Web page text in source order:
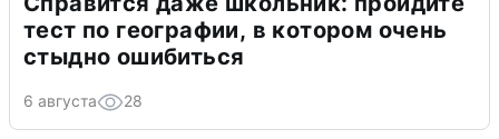
тест по географии, в котором очень
стыдно ошибиться
6 августа 28